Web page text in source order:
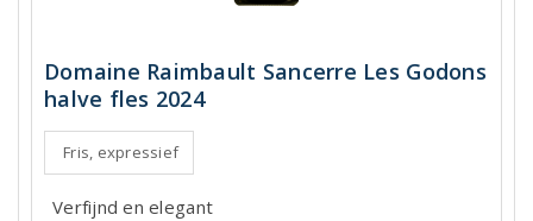
Domaine Raimbault Sancerre Les Godons
halve fles 2024
Fris, expressief
Verfijnd en elegant